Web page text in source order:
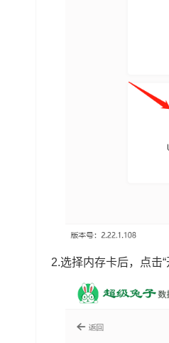
2.选择内存卡后，点击